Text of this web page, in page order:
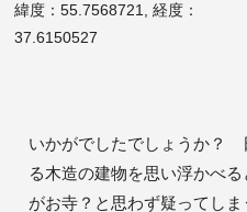
緯度：55.7568721, 経度：
37.6150527
いかがでしたでしょうか？
る木造の建物を思い浮かべ
がお寺？と思わず疑ってし